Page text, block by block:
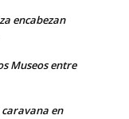
encabezan
Museos entre
en